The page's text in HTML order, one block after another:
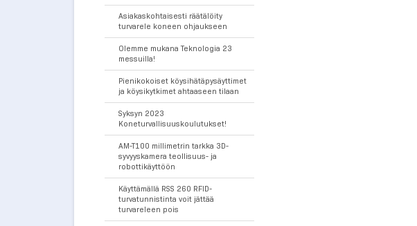
Asiakaskohtaisesti räätälöity
turvarele koneen ohjaukseen
Olemme mukana Teknologia 23
messuilla!
Pienikokoiset köysihätäpysäyttimet
ja köysikytkimet ahtaaseen tilaan
Syksyn 2023
Koneturvallisuuskoulutukset!
AM-T100 millimetrin tarkka 3D-
syvyyskamera teollisuus- ja
robottikäyttöön
Käyttämällä RSS 260 RFID-
turvatunnistinta voit jättää
turvareleen pois